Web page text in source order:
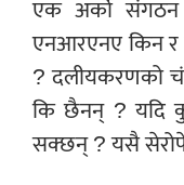
एक अर्को संगठन
एनआरएनए किन र
? दलीयकरणको
कि छैनन् ?
सक्छन् ? यसै